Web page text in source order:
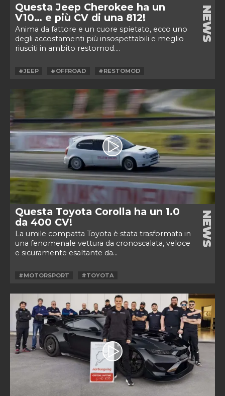
Questa Jeep Cherokee ha un
V10… e più CV di una 812!
Anima da fattore e un cuore spietato, ecco uno
degli accostamenti più insospettabili e meglio
riusciti in ambito restomod....
NEWS
#JEEP #OFFROAD #RESTOMOD
Questa Toyota Corolla ha un 1.0
da 400 CV!
La umile compatta Toyota è stata trasformata in
una fenomenale vettura da cronoscalata, veloce
e sicuramente esaltante da...
NEWS
#MOTORSPORT #TOYOTA